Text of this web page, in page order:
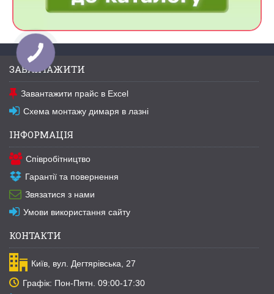
ЗАВАНТАЖИТИ
Завантажити прайс в Excel
Схема монтажу димаря в лазні
ІНФОРМАЦІЯ
Співробітництво
Гарантії та повернення
Звязатися з нами
Умови використання сайту
КОНТАКТИ
Київ, вул. Дегтярівська, 27
Графік: Пон-Пятн. 09:00-17:30